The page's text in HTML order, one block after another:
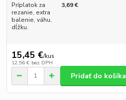
Príplatok za
rezanie, extra
balenie, váhu,
dĺžku.
3,69 €
15,45 €/kus
12,56 € bez DPH
Pridať do košíka